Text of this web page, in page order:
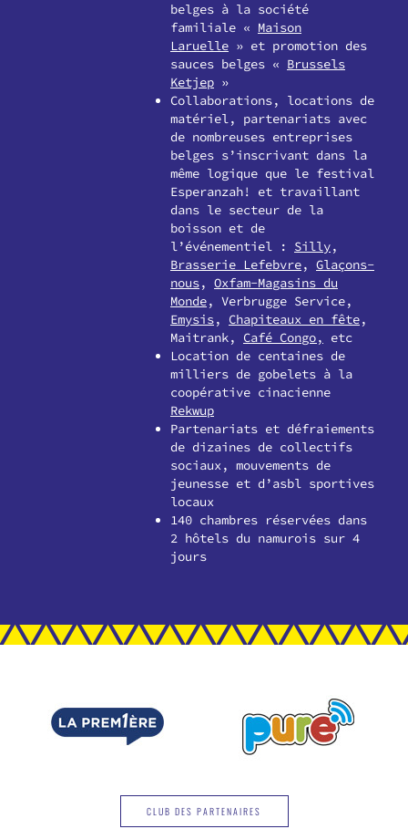
belges à la société
familiale « Maison
Laruelle » et promotion des
sauces belges « Brussels
Ketjep »
Collaborations, locations de
matériel, partenariats avec
de nombreuses entreprises
belges s’inscrivant dans la
même logique que le festival
Esperanzah! et travaillant
dans le secteur de la
boisson et de
l’événementiel : Silly,
Brasserie Lefebvre, Glaçons-
nous, Oxfam-Magasins du
Monde, Verbrugge Service,
Emysis, Chapiteaux en fête,
Maitrank, Café Congo,
etc
Location de centaines de
milliers de gobelets à la
coopérative cinacienne
Rekwup
Partenariats et défraiements
de dizaines de collectifs
sociaux, mouvements de
jeunesse et d’asbl sportives
locaux
140 chambres réservées dans
2 hôtels du namurois sur 4
jours
CLUB DES PARTENAIRES